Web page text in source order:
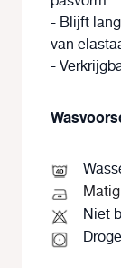
- Blijft
van
-
Niet